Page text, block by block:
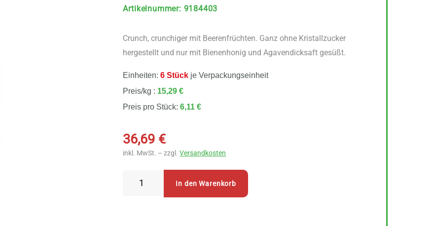
Artikelnummer: 9184403
Crunch, crunchiger mit Beerenfrüchten. Ganz ohne Kristallzucker
hergestellt und nur mit Bienenhonig und Agavendicksaft gesüßt.
Einheiten:6 Stück je Verpackungseinheit
Preis/kg : 15,29 €
Preis pro Stück:6,11 €
36,69 €
inkl. MwSt. – zzgl.Versandkosten
In den Warenkorb